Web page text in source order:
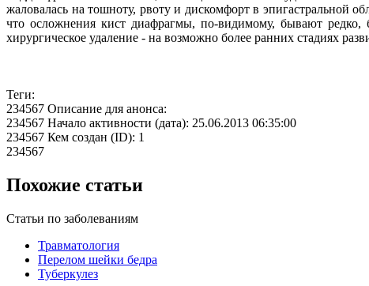
жаловалась на тошноту, рвоту и дискомфорт в эпигастральной
что осложнения кист диафрагмы, по-видимому, бывают
хирургическое удаление - на возможно более ранних стадиях
Теги:
234567 Описание для анонса:
234567 Начало активности (дата): 25.06.2013 06:35:00
234567 Кем создан (ID): 1
234567
Похожие статьи
Статьи по заболеваниям
Травматология
Перелом шейки бедра
Туберкулез